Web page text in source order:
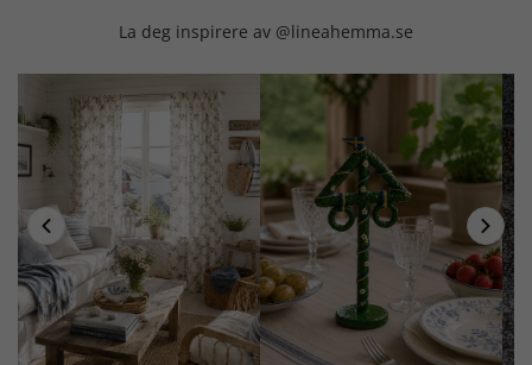
La deg inspirere av @lineahemma.se